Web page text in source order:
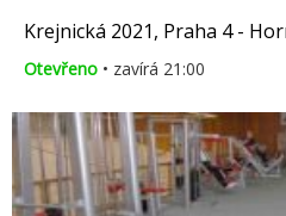
Krejnická 2021, Praha 4 -
Otevřeno • zavírá 21:00